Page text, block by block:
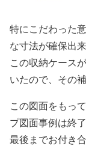
特にこだわった
な寸法が確保出
この収納ケース
いたので、その
この図面をもっ
プ図面事例は終了
最後までお付き